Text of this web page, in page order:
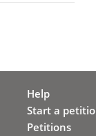
Help
Start a
Petitions